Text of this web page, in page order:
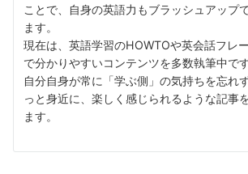
ことで、自身の英語力もブラッシュアップ
ます。
現在は、英語学習のHOWTOや英会話フレ
で分かりやすいコンテンツを多数執筆中です
自分自身が常に「学ぶ側」の気持ちを忘れ
っと身近に、楽しく感じられるような記事
ます。